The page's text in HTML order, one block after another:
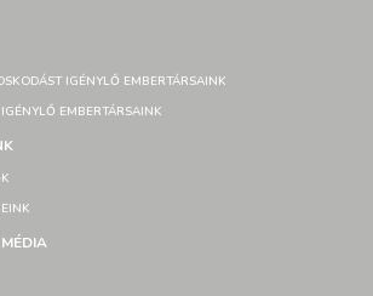
IGÉNYLŐ EMBERTÁRSAINK
EMBERTÁRSAINK